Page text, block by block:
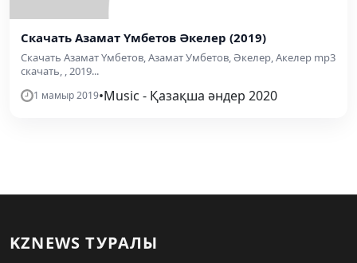
Скачать Азамат Үмбетов Әкелер (2019)
Скачать Азамат Үмбетов, Азамат Умбетов, Әкелер, Акелер mp3
скачать, , 2019...
1 мамыр 2019•Music - Қазақша әндер 2020
KZNEWS ТУРАЛЫ